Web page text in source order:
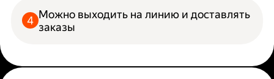
Можно выходить на линию и доставлять
заказы